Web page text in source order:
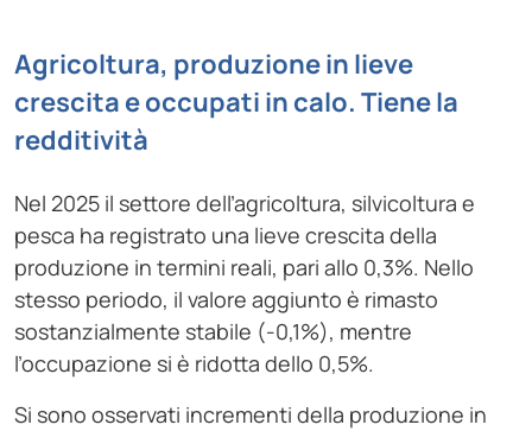
Agricoltura, produzione in lieve
crescita e occupati in calo. Tiene la
redditività
Nel 2025 il settore dell’agricoltura, silvicoltura e
pesca ha registrato una lieve crescita della
produzione in termini reali, pari allo 0,3%. Nello
stesso periodo, il valore aggiunto è rimasto
sostanzialmente stabile (-0,1%), mentre
l’occupazione si è ridotta dello 0,5%.
Si sono osservati incrementi della produzione in